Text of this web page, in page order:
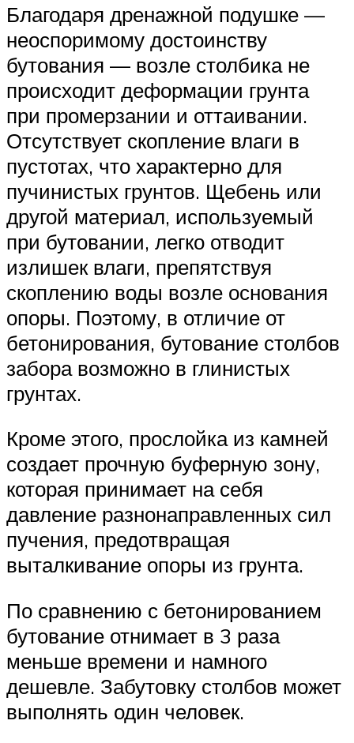
Благодаря дренажной подушке —
неоспоримому достоинству
бутования — возле столбика не
происходит деформации грунта
при промерзании и оттаивании.
Отсутствует скопление влаги в
пустотах, что характерно для
пучинистых грунтов. Щебень или
другой материал, используемый
при бутовании, легко отводит
излишек влаги, препятствуя
скоплению воды возле основания
опоры. Поэтому, в отличие от
бетонирования, бутование столбов
забора возможно в глинистых
грунтах.
Кроме этого, прослойка из камней
создает прочную буферную зону,
которая принимает на себя
давление разнонаправленных сил
пучения, предотвращая
выталкивание опоры из грунта.
По сравнению с бетонированием
бутование отнимает в 3 раза
меньше времени и намного
дешевле. Забутовку столбов может
выполнять один человек.